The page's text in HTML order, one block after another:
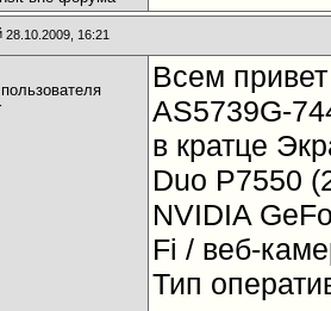
28.10.2009, 16:21
Всем
AS5739G-
в кратце
Duo P7550
NVIDIA
Fi / веб-
Тип